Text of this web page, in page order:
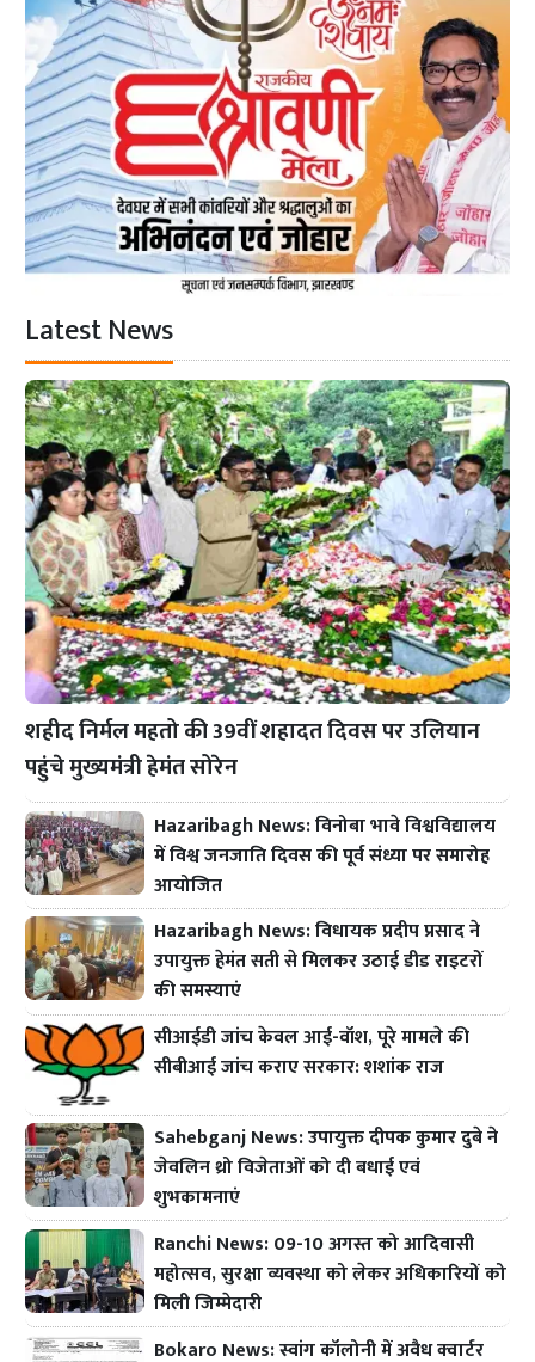
Latest News
शहीद निर्मल महतो की 39वीं शहादत दिवस पर उलियान
पहुंचे मुख्यमंत्री हेमंत सोरेन
Hazaribagh News: विनोबा भावे विश्वविद्यालय
में विश्व जनजाति दिवस की पूर्व संध्या पर समारोह
आयोजित
Hazaribagh News: विधायक प्रदीप प्रसाद ने
उपायुक्त हेमंत सती से मिलकर उठाई डीड राइटरों
की समस्याएं
सीआईडी जांच केवल आई-वॉश, पूरे मामले की
सीबीआई जांच कराए सरकार: शशांक राज
Sahebganj News: उपायुक्त दीपक कुमार दुबे ने
जेवलिन थ्रो विजेताओं को दी बधाई एवं
शुभकामनाएं
Ranchi News: 09-10 अगस्त को आदिवासी
महोत्सव, सुरक्षा व्यवस्था को लेकर अधिकारियों को
मिली जिम्मेदारी
Bokaro News: स्वांग कॉलोनी में अवैध क्वार्टर